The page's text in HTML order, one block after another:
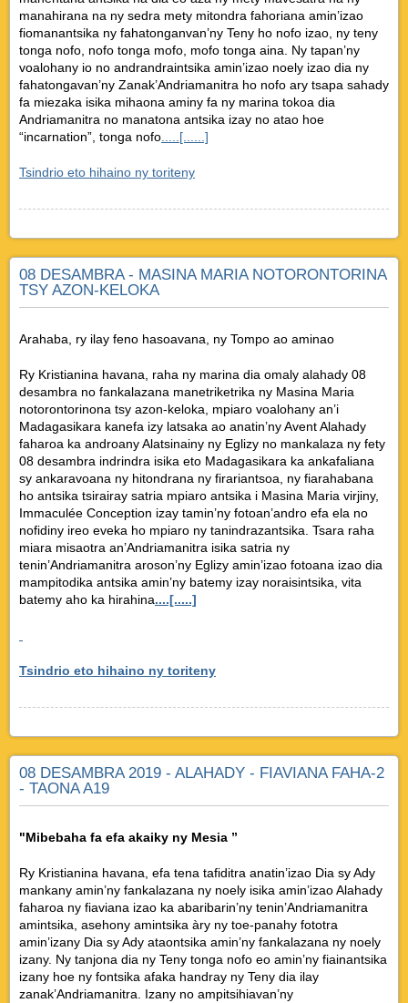
manahirana na ny sedra mety mitondra fahoriana amin’izao
fiomanantsika ny fahatonganvan’ny Teny ho nofo izao, ny teny
tonga nofo, nofo tonga mofo, mofo tonga aina. Ny tapan’ny
voalohany io no andrandraintsika amin’izao noely izao dia ny
fahatongavan’ny Zanak’Andriamanitra ho nofo ary tsapa sahady
fa miezaka isika mihaona aminy fa ny marina tokoa dia
Andriamanitra no manatona antsika izay no atao hoe
“incarnation”, tonga nofo .....[......]
Tsindrio eto hihaino ny toriteny
08 DESAMBRA - MASINA MARIA NOTORONTORINA
TSY AZON-KELOKA
Arahaba, ry ilay feno hasoavana, ny Tompo ao aminao
Ry Kristianina havana, raha ny marina dia omaly alahady 08
desambra no fankalazana manetriketrika ny Masina Maria
notorontorinona tsy azon-keloka, mpiaro voalohany an’i
Madagasikara kanefa izy latsaka ao anatin’ny Avent Alahady
faharoa ka androany Alatsinainy ny Eglizy no mankalaza ny fety
08 desambra indrindra isika eto Madagasikara ka ankafaliana
sy ankaravoana ny hitondrana ny firariantsoa, ny fiarahabana
ho antsika tsirairay satria mpiaro antsika i Masina Maria virjiny,
Immaculée Conception izay tamin’ny fotoan’andro efa ela no
nofidiny ireo eveka ho mpiaro ny tanindrazantsika. Tsara raha
miara misaotra an’Andriamanitra isika satria ny
tenin’Andriamanitra aroson’ny Eglizy amin’izao fotoana izao dia
mampitodika antsika amin’ny batemy izay noraisintsika, vita
batemy aho ka hirahina....[.....]
Tsindrio eto hihaino ny toriteny
08 DESAMBRA 2019 - ALAHADY - FIAVIANA FAHA-2
- TAONA A19
"Mibebaha fa efa akaiky ny Mesia ”
Ry Kristianina havana, efa tena tafiditra anatin’izao Dia sy Ady
mankany amin’ny fankalazana ny noely isika amin’izao Alahady
faharoa ny fiaviana izao ka abaribarin’ny tenin’Andriamanitra
amintsika, asehony amintsika àry ny toe-panahy fototra
amin’izany Dia sy Ady ataontsika amin’ny fankalazana ny noely
izany. Ny tanjona dia ny Teny tonga nofo eo amin’ny fiainantsika
izany hoe ny fontsika afaka handray ny Teny dia ilay
zanak’Andriamanitra. Izany no ampitsihiavan’ny